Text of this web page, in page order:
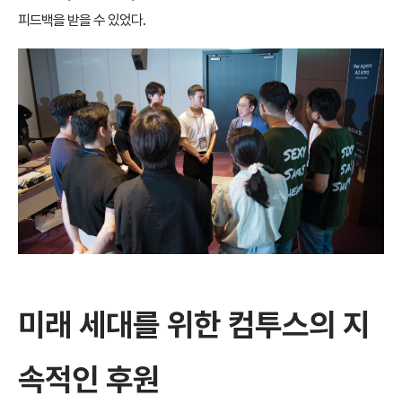
피드백을 받을 수 있었다.
미래 세대를 위한 컴투스의 지
속적인 후원